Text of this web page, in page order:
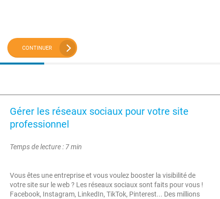
CONTINUER
Gérer les réseaux sociaux pour votre site
professionnel
Temps de lecture : 7 min
Vous êtes une entreprise et vous voulez booster la visibilité de
votre site sur le web ? Les réseaux sociaux sont faits pour vous !
Facebook, Instagram, LinkedIn, TikTok, Pinterest... Des millions